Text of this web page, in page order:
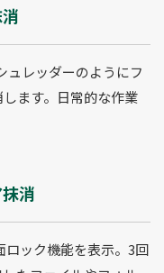
ュレッダーのようにフ
ます。日常的な作業
消
ック機能を表示。3回